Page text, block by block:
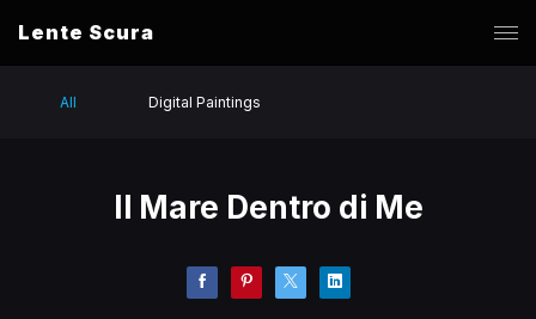
Lente Scura
All Digital Paintings
Il Mare Dentro di Me